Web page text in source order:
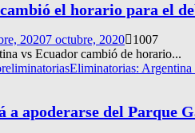
el horario para el
20207 octubre, 2020
1007
vs Ecuador cambió de horario...
eliminatoriasEliminatorias:
a apoderarse del Parque